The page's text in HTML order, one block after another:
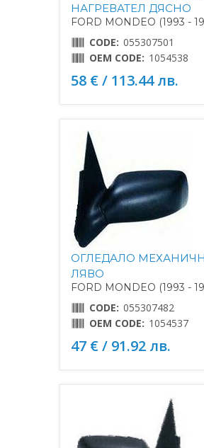
НАГРЕВАТЕЛ ДЯСНО
FORD MONDEO (1993 -
CODE: 055307501
OEM CODE: 1054538
58 € / 113.44 лв.
ОГЛЕДАЛО
ЛЯВО
FORD MONDEO (1993 -
CODE: 055307482
OEM CODE: 1054537
47 € / 91.92 лв.